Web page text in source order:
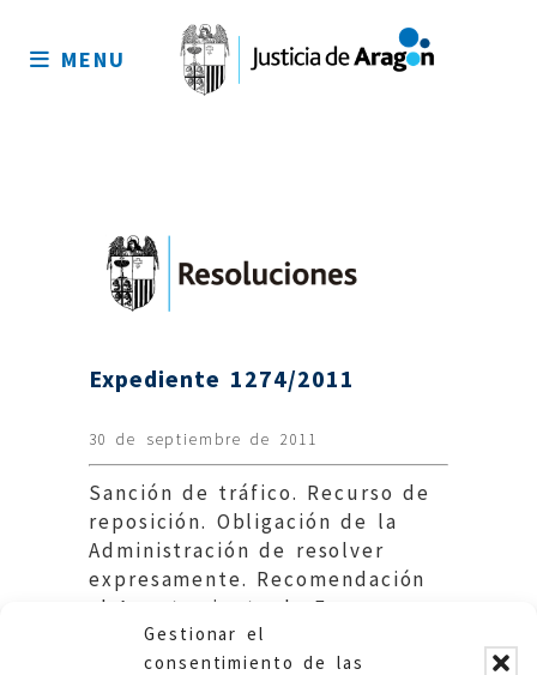
Gestionar el
consentimiento de las
sitio
MENU
Expediente 1274/2011
30 de septiembre de 2011
Sanción de tráfico. Recurso de
reposición. Obligación de la
Administración de resolver
expresamente. Recomendación
al Ayuntamiento de Fraga
(Huesca)